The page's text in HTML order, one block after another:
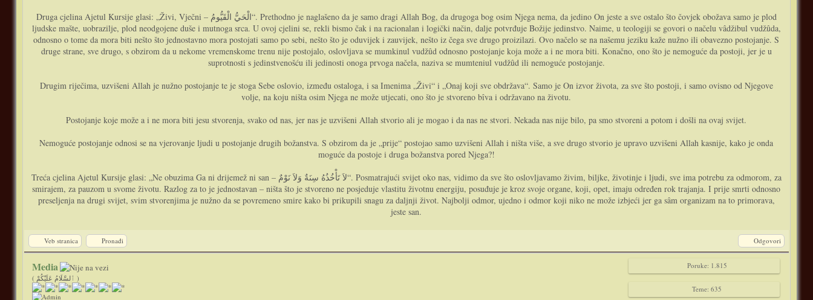
Druga cjelina Ajetul Kursije glasi: „Živi, Vječni – الْحَيُّ الْقَيُّومُ“. Prethodno je naglašeno da je samo dragi Allah Bog, da drugoga bog osim Njega nema, da jedino On jeste a sve ostalo što čovjek obožava samo je plod
ljudske mašte, uobrazilje, plod neodgojene duše i mutnoga srca. U ovoj cjelini se, rekli bismo čak i na racionalan i logički način, dalje potvrđuje Božije jedinstvo. Naime, u teologiji se govori o načelu vâdžibul vudžûda,
odnosno o tome da mora biti nešto što jednostavno mora postojati samo po sebi, nešto što je oduvijek i zauvijek, nešto iz čega sve drugo proizilazi. Ovo načelo se na našemu jeziku kaže nužno ili obavezno postojanje. S
druge strane, sve drugo, s obzirom da u nekome vremenskome trenu nije postojalo, oslovljava se mumkinul vudžûd odnosno postojanje koja može a i ne mora biti. Konačno, ono što je nemoguće da postoji, jer je u
suprotnosti s jedinstvenošću ili jedinosti onoga prvoga načela, naziva se mumteniul vudžûd ili nemoguće postojanje.
Drugim riječima, uzvišeni Allah je nužno postojanje te je stoga Sebe oslovio, između ostaloga, i sa Imenima „Živi“ i „Onaj koji sve obdržava“. Samo je On izvor života, za sve što postoji, i samo ovisno od Njegove
volje, na koju ništa osim Njega ne može utjecati, ono što je stvoreno bîva i održavano na životu.
Postojanje koje može a i ne mora biti jesu stvorenja, svako od nas, jer nas je uzvišeni Allah stvorio ali je mogao i da nas ne stvori. Nekada nas nije bilo, pa smo stvoreni a potom i došli na ovaj svijet.
Nemoguće postojanje odnosi se na vjerovanje ljudi u postojanje drugih božanstva. S obzirom da je „prije“ postojao samo uzvišeni Allah i ništa više, a sve drugo stvorio je upravo uzvišeni Allah kasnije, kako je onda
moguće da postoje i druga božanstva pored Njega?!
Treća cjelina Ajetul Kursije glasi: „Ne obuzima Ga ni drijemež ni san – لاَ تَأْخُذُهُ سِنَةٌ وَلاَ نَوْمٌ“. Posmatrajući svijet oko nas, vidimo da sve što oslovljavamo živim, biljke, životinje i ljudi, sve ima potrebu za odmorom, za
smirajem, za pauzom u svome životu. Razlog za to je jednostavan – ništa što je stvoreno ne posjeduje vlastitu životnu energiju, posuđuje je kroz svoje organe, koji, opet, imaju određen rok trajanja. I prije smrti odnosno
preseljenja na drugi svijet, svim stvorenjima je nužno da se povremeno smire kako bi prikupili snagu za daljnji život. Najbolji odmor, ujedno i odmor koji niko ne može izbjeći jer ga sâm organizam na to primorava,
jeste san.
Veb stranica Pronađi Odgovori
Media
( ٱلسَّلَامُ عَلَيْكُمْ )
Poruke: 1.815
Teme: 635